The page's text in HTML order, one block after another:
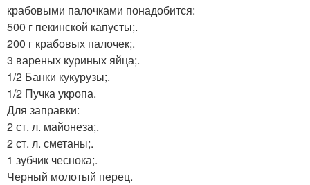
крабовыми палочками понадобится:
500 г пекинской капусты;.
200 г крабовых палочек;.
3 вареных куриных яйца;.
1/2 Банки кукурузы;.
1/2 Пучка укропа.
Для заправки:
2 ст. л. майонеза;.
2 ст. л. сметаны;.
1 зубчик чеснока;.
Черный молотый перец.